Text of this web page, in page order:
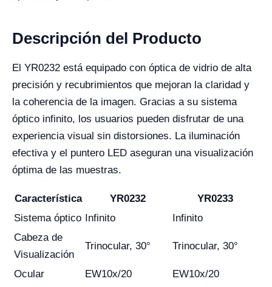
Descripción del Producto
El YR0232 está equipado con óptica de vidrio de alta
precisión y recubrimientos que mejoran la claridad y
la coherencia de la imagen. Gracias a su sistema
óptico infinito, los usuarios pueden disfrutar de una
experiencia visual sin distorsiones. La iluminación
efectiva y el puntero LED aseguran una visualización
óptima de las muestras.
Característica YR0232
YR0233
Sistema óptico Infinito
Infinito
Cabeza de
Visualización
Trinocular, 30° Trinocular, 30°
Ocular EW10x/20 EW10x/20